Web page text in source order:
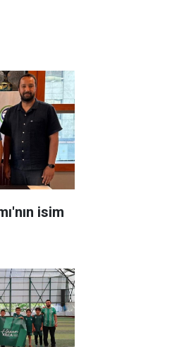
isim